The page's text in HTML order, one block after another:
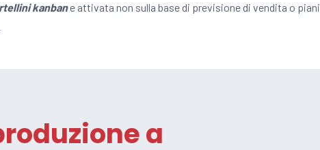
kanbane attivata non sulla base di previsione di vendita o piani
a